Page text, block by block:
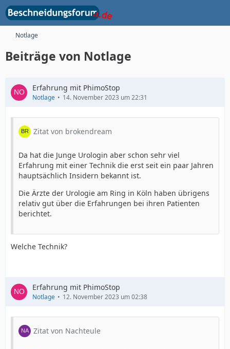
Notlage
Beiträge von Notlage
Erfahrung mit PhimoStop
Notlage 14. November 2023 um 22:31
Zitat von brokendream
Da hat die Junge Urologin aber schon sehr viel
Erfahrung mit einer Technik die erst seit ein paar Jahren
hauptsächlich Insidern bekannt ist.
Die Ärzte der Urologie am Ring in Köln haben übrigens
relativ gut über die Erfahrungen bei ihren Patienten
berichtet.
Welche Technik?
Erfahrung mit PhimoStop
Notlage 12. November 2023 um 02:38
Zitat von Nachteule